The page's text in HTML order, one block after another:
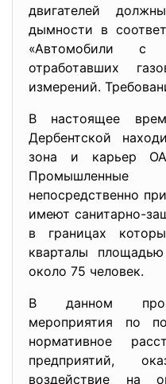
двигателей
дымности в
«Автомобили с
отработавших
измерений.
В настоящее
Дербентской
зона и карьер
непосредственно
имеют санитарно-
в границах
кварталы
около 75 человек.
В данном
мероприятия по
нормативное
предприятий,
воздействие на